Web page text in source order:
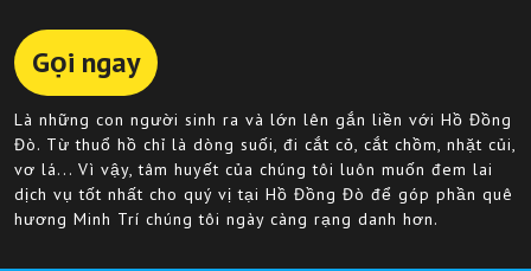
Gọi ngay
Là những con người sinh ra và lớn lên gắn liền với Hồ Đồng
Đò. Từ thuổ hồ chỉ là dòng suối, đi cắt cỏ, cắt chồm, nhặt củi,
vơ lá... Vì vậy, tâm huyết của chúng tôi luôn muốn đem lai
dịch vụ tốt nhất cho quý vị tại Hồ Đồng Đò để góp phần quê
hương Minh Trí chúng tôi ngày càng rạng danh hơn.